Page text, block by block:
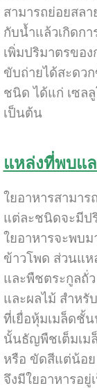
สามารถย่อยสล
กับน้ำแล้วเกิดก
เพิ่มปริมาตรขอ
ขับถ่ายได้สะดว
ชนิด ได้แก่ เซล
เป็นต้น
แหล่งที่พบแ
ใยอาหารสามา
แต่ละชนิดจะมีป
ใยอาหารจะพบ
ข้าวโพด ส่วนแห
และพืชตระกูลถั่
และผลไม้ สำหรั
ที่เยื่อหุ้มเมล็ดชั้
นั้นธัญพืชเต็มเม
หรือ ขัดสีแต่น้อ
จึงมีใยอาหารอ